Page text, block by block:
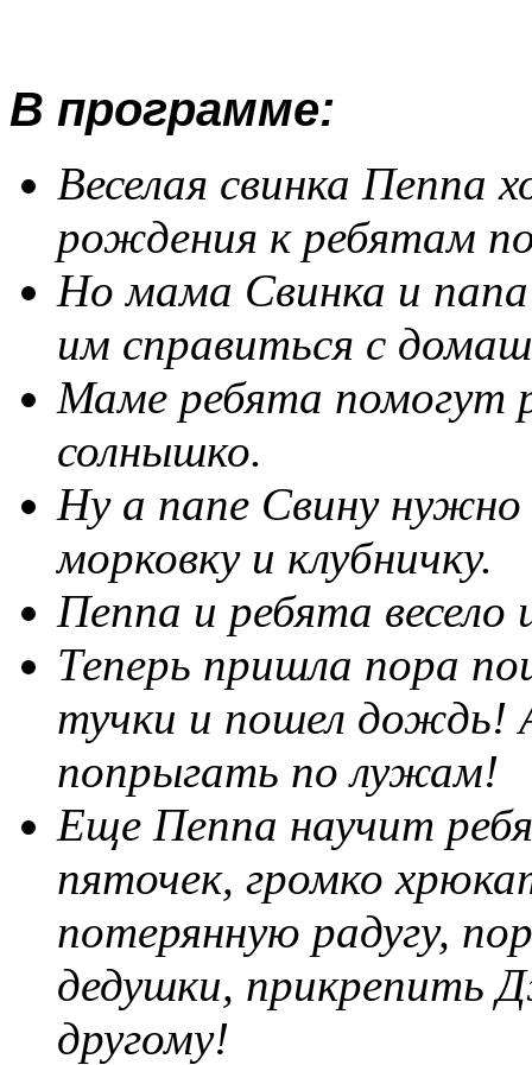
В программе:
Веселая свинка Пеппа
рождения к ребятам
Но мама Свинка и
им справиться с
Маме ребята помогут
солнышко.
Ну а папе Свину нужно
морковку и клубничку.
Пеппа и ребята
Теперь пришла пора
тучки и пошел дождь!
попрыгать по лужам!
Еще Пеппа научит
пяточек, громко
потерянную радугу,
дедушки, прикрепить
другому!